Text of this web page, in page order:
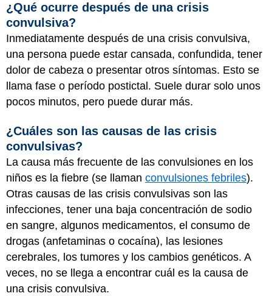
¿Qué ocurre después de una crisis
convulsiva?
Inmediatamente después de una crisis convulsiva,
una persona puede estar cansada, confundida, tener
dolor de cabeza o presentar otros síntomas. Esto se
llama fase o período postictal. Suele durar solo unos
pocos minutos, pero puede durar más.
¿Cuáles son las causas de las crisis
convulsivas?
La causa más frecuente de las convulsiones en los
niños es la fiebre (se llaman convulsiones febriles).
Otras causas de las crisis convulsivas son las
infecciones, tener una baja concentración de sodio
en sangre, algunos medicamentos, el consumo de
drogas (anfetaminas o cocaína), las lesiones
cerebrales, los tumores y los cambios genéticos. A
veces, no se llega a encontrar cuál es la causa de
una crisis convulsiva.